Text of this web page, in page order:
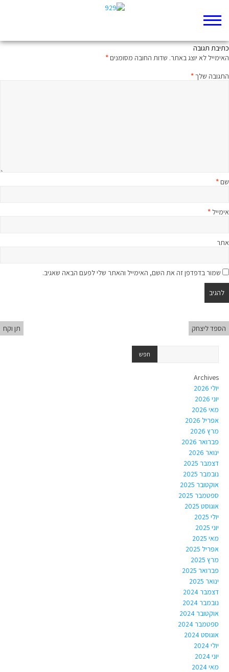
כתיבת תגובה
האימייל לא יוצג באתר. שדות החובה מסומנים*
התגובה שלך*
שם*
אימייל *
אתר
שמור בדפדפן זה את השם, האימייל והאתר שלי לפעם הבאה שאגיב.
הספד ליצחק תן וקח
Archives
יולי 2026
יוני 2026
מאי 2026
אפריל 2026
מרץ 2026
פברואר 2026
ינואר 2026
דצמבר 2025
נובמבר 2025
אוקטובר 2025
ספטמבר 2025
אוגוסט 2025
יולי 2025
יוני 2025
מאי 2025
אפריל 2025
מרץ 2025
פברואר 2025
ינואר 2025
דצמבר 2024
נובמבר 2024
אוקטובר 2024
ספטמבר 2024
אוגוסט 2024
יולי 2024
יוני 2024
מאי 2024